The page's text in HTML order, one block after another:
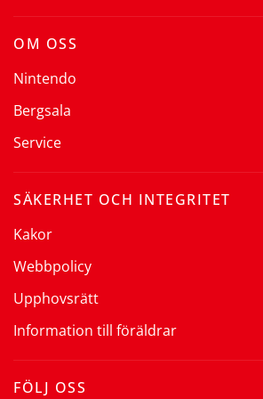
OM OSS
Nintendo
Bergsala
Service
SÄKERHET OCH INTEGRITET
Kakor
Webbpolicy
Upphovsrätt
Information till föräldrar
FÖLJ OSS